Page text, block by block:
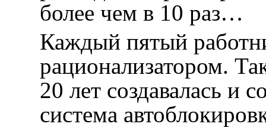
более чем в 10 раз…
Каждый пятый
рационализатором.
20 лет создавалась и
система